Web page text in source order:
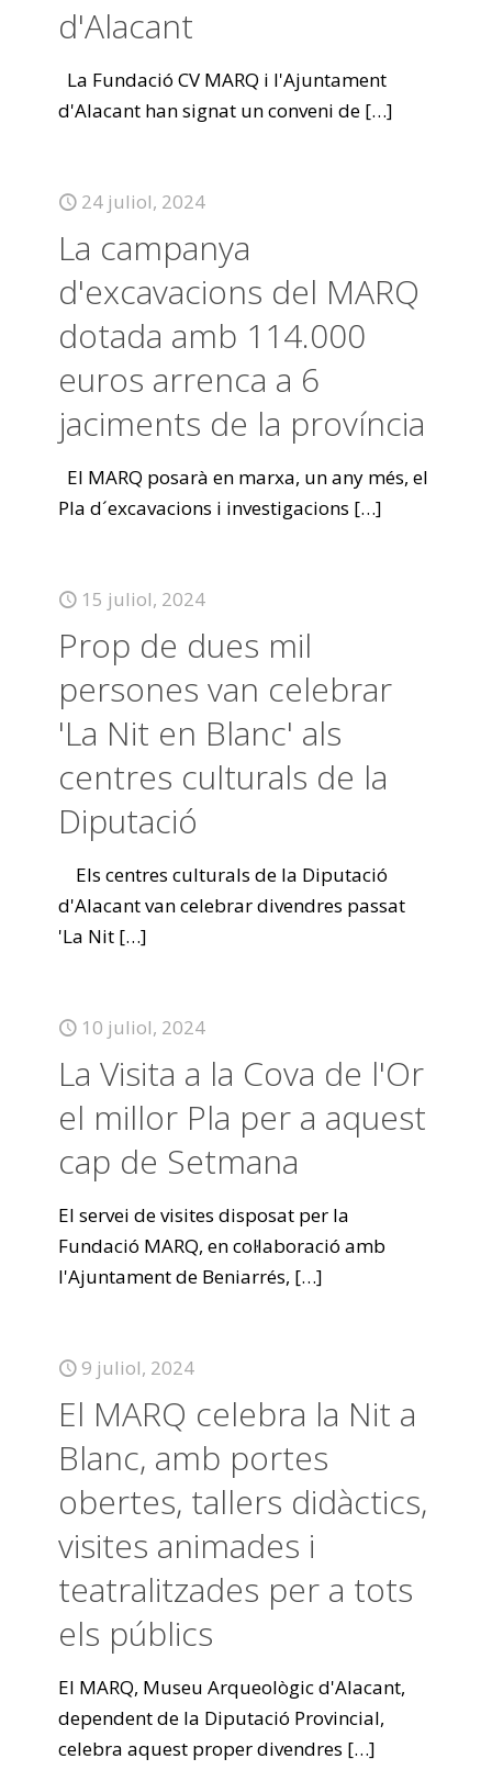
d'Alacant
La Fundació CV MARQ i l'Ajuntament
d'Alacant han signat un conveni de […]
24 juliol, 2024
La campanya
d'excavacions del MARQ
dotada amb 114.000
euros arrenca a 6
jaciments de la província
El MARQ posarà en marxa, un any més, el
Pla d´excavacions i investigacions […]
15 juliol, 2024
Prop de dues mil
persones van celebrar
'La Nit en Blanc' als
centres culturals de la
Diputació
Els centres culturals de la Diputació
d'Alacant van celebrar divendres passat
'La Nit […]
10 juliol, 2024
La Visita a la Cova de l'Or
el millor Pla per a aquest
cap de Setmana
El servei de visites disposat per la
Fundació MARQ, en col·laboració amb
l'Ajuntament de Beniarrés, […]
9 juliol, 2024
El MARQ celebra la Nit a
Blanc, amb portes
obertes, tallers didàctics,
visites animades i
teatralitzades per a tots
els públics
El MARQ, Museu Arqueològic d'Alacant,
dependent de la Diputació Provincial,
celebra aquest proper divendres […]